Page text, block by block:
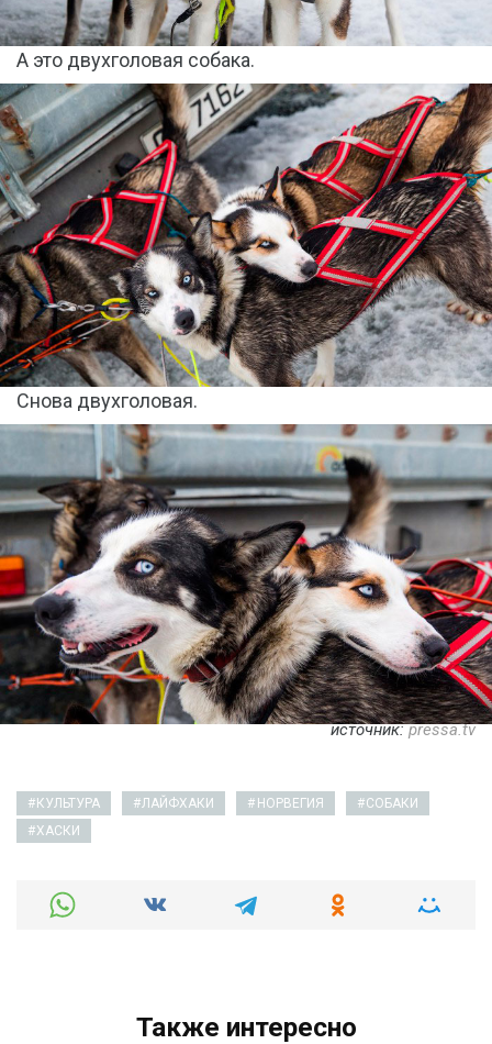
А это двухголовая собака.
Снова двухголовая.
источник:pressa.tv
КУЛЬТУРА ЛАЙФХАКИ НОРВЕГИЯ
СОБАКИ
ХАСКИ
Также интересно